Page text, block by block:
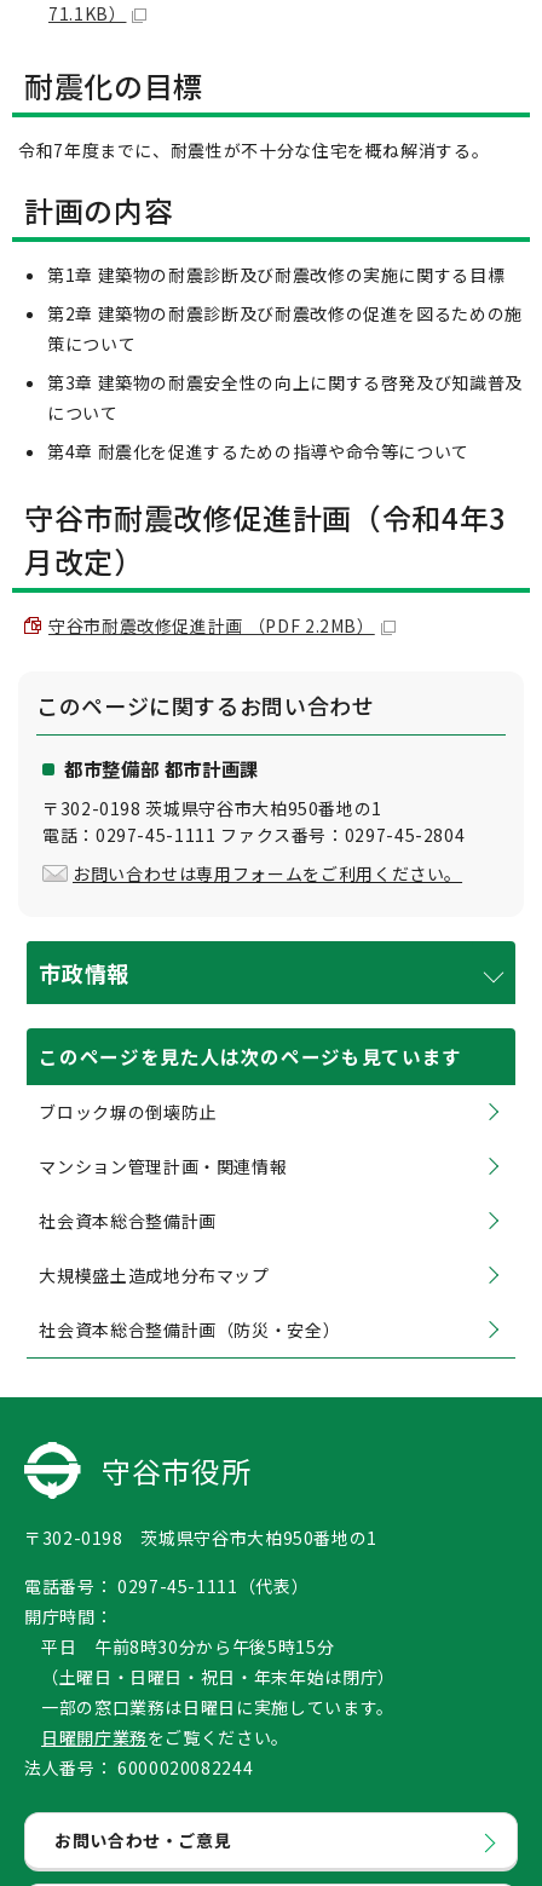
71.1KB）
耐震化の目標
令和7年度までに、耐震性が不十分な住宅を概ね解消する。
計画の内容
第1章 建築物の耐震診断及び耐震改修の実施に関する目標
第2章 建築物の耐震診断及び耐震改修の促進を図るための施
策について
第3章 建築物の耐震安全性の向上に関する啓発及び知識普及
について
第4章 耐震化を促進するための指導や命令等について
守谷市耐震改修促進計画（令和4年3
月改定）
守谷市耐震改修促進計画 （PDF 2.2MB）
このページに関するお問い合わせ
都市整備部 都市計画課
〒302-0198 茨城県守谷市大柏950番地の1
電話：0297-45-1111 ファクス番号：0297-45-2804
お問い合わせは専用フォームをご利用ください。
市政情報
このページを見た人は次のページも見ています
ブロック塀の倒壊防止
マンション管理計画・関連情報
社会資本総合整備計画
大規模盛土造成地分布マップ
社会資本総合整備計画（防災・安全）
守谷市役所
〒302-0198 茨城県守谷市大柏950番地の1
電話番号： 0297-45-1111（代表）
開庁時間：
平日 午前8時30分から午後5時15分
（土曜日・日曜日・祝日・年末年始は閉庁）
一部の窓口業務は日曜日に実施しています。
日曜開庁業務をご覧ください。
法人番号： 6000020082244
お問い合わせ・ご意見